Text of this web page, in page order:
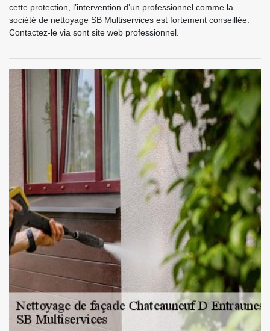
cette protection, l’intervention d’un professionnel comme la
société de nettoyage SB Multiservices est fortement conseillée.
Contactez-le via sont site web professionnel.